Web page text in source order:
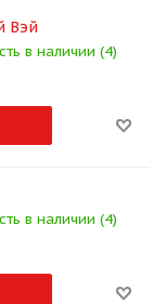
Вэй
в наличии (4)
в наличии (4)